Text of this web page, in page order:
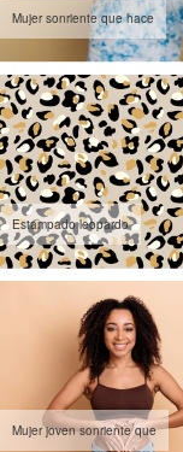
Mujer sonriente que hace
Estampado leopardo
Mujer joven sonriente que